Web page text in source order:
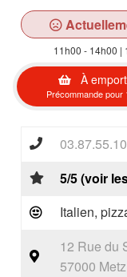
11h00 - 14h00 |
À
Précommande pour
5/5 (voir
Italien,
12 Rue du
57000 Metz